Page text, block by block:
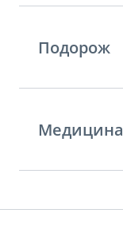
Подорож
Медицина